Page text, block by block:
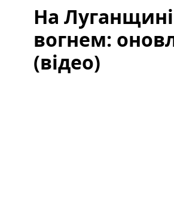
На
вогнем:
(відео)